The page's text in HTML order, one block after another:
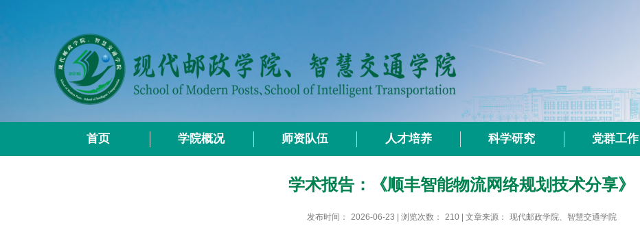
首页 学院概况 师资队伍 人才培养 科学研究 党群工作
学术报告：《顺丰智能物流网络规划技术分享》
发布时间： 2026-06-23 | 浏览次数： 210 | 文章来源： 现代邮政学院、智慧交通学院